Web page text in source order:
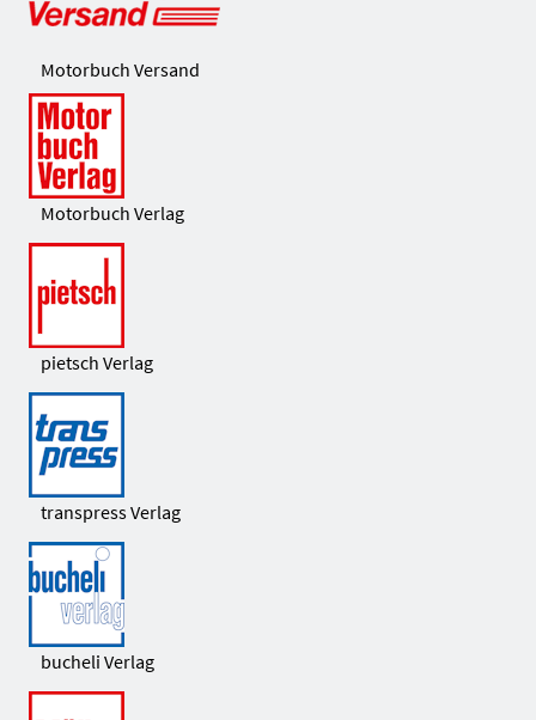
Motorbuch Versand
Motorbuch Verlag
pietsch Verlag
transpress Verlag
bucheli Verlag